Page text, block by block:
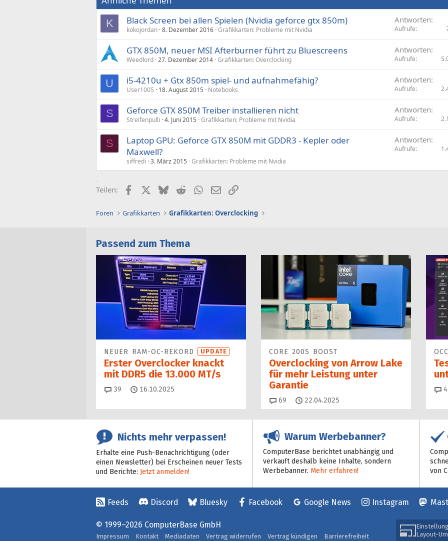
K Black Screen bei allen Spielen (Nvidia geforce gtx 850m)
kokojordan 8. Dezember 2016 Grafikkarten: Probleme mit Nvidia
Antworten
Aufrufe
GTX 850M, neuer MSI Afterburner führt zu Bluescreens
Weedlord 27. Dezember 2014 Grafikkarten: Overclocking
Antworten
Aufrufe
U i5-4210u + Gtx 850m spiel- und aufnahmefähig?
User1005 18. August 2015 Notebooks
Antworten
Aufrufe
S Geforce GTX 850M Treiber installieren nicht
Streifenpulli 4. Juni 2015 Grafikkarten: Probleme mit Nvidia
Antworten
Aufrufe
S
Laptop GPU: Geforce GTX 850M mit GDDR3 - Kepler oder
Maxwell?
siffredi 3. März 2015 Grafikkarten: Probleme mit Nvidia
Antworten
Aufrufe
Teilen: FacebookX (Twitter)
BlueskyRedditWhatsApp
E-MailLink
Foren Grafikkarten Grafikkarten: Overclocking
Passend zum Thema
NEUER RAM-OC-REKORD UPDATE
Erster Overclocker knackt
mit DDR5 die 13.000 MT/s
39 Kommentare
16.10.2025
CORE 200S BOOST
Overclocking von Arrow Lake
für mehr Leistung unter
Garantie
69 Kommentare
22.04.2025
Nichts mehr verpassen!
Erhalte eine Push-Benachrichtigung (oder
einen Newsletter) bei Erscheinen neuer Tests
und Berichte: Jetzt anmelden!
Warum Werbebanner?
ComputerBase berichtet unabhängig und
verkauft deshalb keine Inhalte, sondern
Werbebanner. Mehr erfahren!
von
Feeds Discord Bluesky Facebook Google News Instagram
Layout-
© 1999–2026 ComputerBase GmbH
Impressum Kontakt Mediadaten Vertrag widerrufen Vertrag kündigen Barrierefreiheit